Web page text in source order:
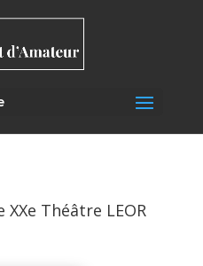
Théâtre LEOR